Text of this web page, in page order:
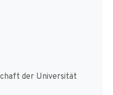
der Universität